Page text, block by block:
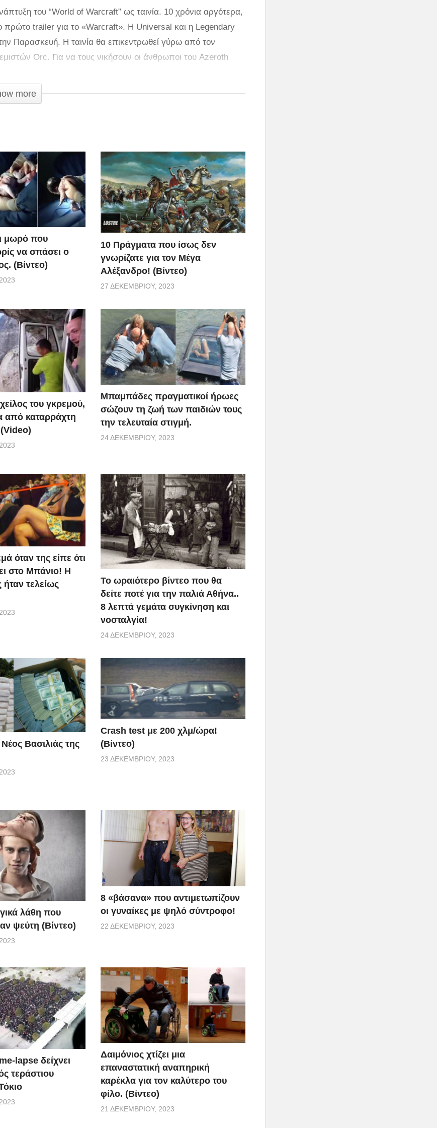
του “World of Warcraft” ως ταινία. 10 χρόνια αργότερα,
πρώτο trailer για το «Warcraft». Η Universal και η Legendary
Παρασκευή. Η ταινία θα επικεντρωθεί γύρω από τον
Orc. Για να τους νικήσουν οι άνθρωποι του Azeroth
more
μωρό που
να σπάσει ο
(Βίντεο)
10 Πράγματα που ίσως δεν
γνωρίζατε για τον Μέγα
Αλέξανδρο! (Βίντεο)
27 ΔΕΚΕΜΒΡΊΟΥ, 2023
του γκρεμού,
από καταρράχτη
Μπαμπάδες πραγματικοί ήρωες
σώζουν τη ζωή των παιδιών τους
την τελευταία στιγμή.
24 ΔΕΚΕΜΒΡΊΟΥ, 2023
όταν της είπε ότι
στο Μπάνιο! Η
τελείως
Το ωραιότερο βίντεο που θα
δείτε ποτέ για την παλιά Αθήνα..
8 λεπτά γεμάτα συγκίνηση και
νοσταλγία!
24 ΔΕΚΕΜΒΡΊΟΥ, 2023
Βασιλιάς της
Crash test με 200 χλμ/ώρα!
(Βίντεο)
23 ΔΕΚΕΜΒΡΊΟΥ, 2023
λάθη που
ψεύτη (Βίντεο)
8 «βάσανα» που αντιμετωπίζουν
οι γυναίκες με ψηλό σύντροφο!
22 ΔΕΚΕΜΒΡΊΟΥ, 2023
lapse δείχνει
τεράστιου
Δαιμόνιος χτίζει μια
επαναστατική αναπηρική
καρέκλα για τον καλύτερο του
φίλο. (Βίντεο)
21 ΔΕΚΕΜΒΡΊΟΥ, 2023